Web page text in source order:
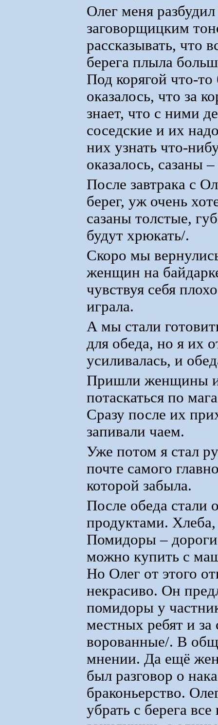
Олег меня
заговорщицким
рассказывать, что
берега плыла
Под корягой что-
оказалось, что за
знает, что с ними
соседские и их
них узнать что-
оказалось, сазаны
После завтрака с
берег, уж очень
сазаны толстые,
будут хрюкать/.
Скоро мы
женщин на
чувствуя себя
играла.
А мы стали
для обеда, но я их
усиливалась, и
Пришли женщины
потаскаться по
Сразу после их
запивали чаем.
Уже потом я стал
почте самого
которой забыла.
После обеда стали
продуктами.
Помидоры –
можно купить с
Но Олег от этого
некрасиво. Он
помидоры у
местных ребят и
ворованные/. В
мнении. Да ещё
был разговор о
браконьерство.
убрать с берега